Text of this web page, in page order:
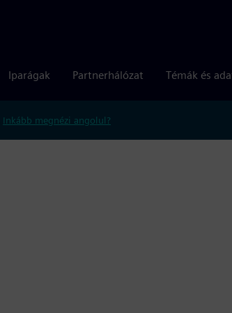
Iparágak Partnerhálózat Témák és
Inkább megnézi angolul?